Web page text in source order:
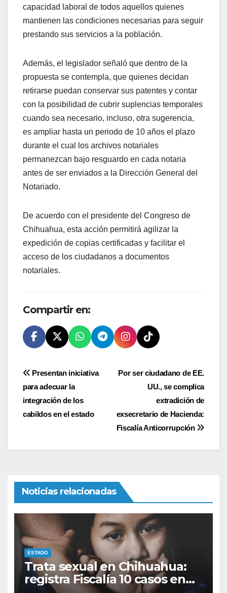
capacidad laboral de todos aquellos quienes
mantienen las condiciones necesarias para seguir
prestando sus servicios a la población.
Además, el legislador señaló que dentro de la
propuesta se contempla, que quienes decidan
retirarse puedan conservar sus patentes y contar
con la posibilidad de cubrir suplencias temporales
cuando sea necesario, incluso, otra sugerencia,
es ampliar hasta un periodo de 10 años el plazo
durante el cual los archivos notariales
permanezcan bajo resguardo en cada notaria
antes de ser enviados a la Dirección General del
Notariado.
De acuerdo con el presidente del Congreso de
Chihuahua, esta acción permitirá agilizar la
expedición de copias certificadas y facilitar el
acceso de los ciudadanos a documentos
notariales.
Compartir en:
Navegación
de
entradas
Por ser ciudadano de EE.
UU., se complica
extradición de
exsecretario de Hacienda:
Fiscalía Anticorrupción
Presentan iniciativa
para adecuar la
integración de los
cabildos en el estado
Noticias relacionadas
ESTADO
Trata sexual en Chihuahua:
registra Fiscalía 10 casos en